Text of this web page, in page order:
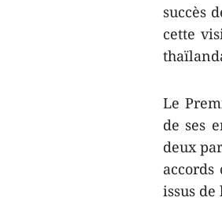
succès
cette
Le
de ses
deux
issus